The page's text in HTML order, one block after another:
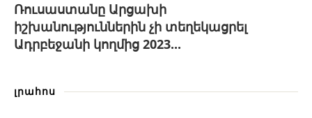
Ռուսաստանը Արցախի
իշխանություններին չի տեղեկացրել
Ադրբեջանի կողմից 2023...
լրահոս